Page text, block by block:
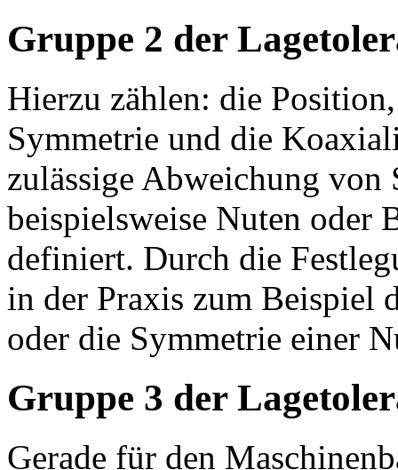
Gruppe 2 der
Hierzu zählen: die
Symmetrie und die
zulässige Abweichung von
beispielsweise Nuten oder
definiert. Durch die
in der Praxis zum Beispiel
oder die Symmetrie einer
Gruppe 3 der
Gerade für den